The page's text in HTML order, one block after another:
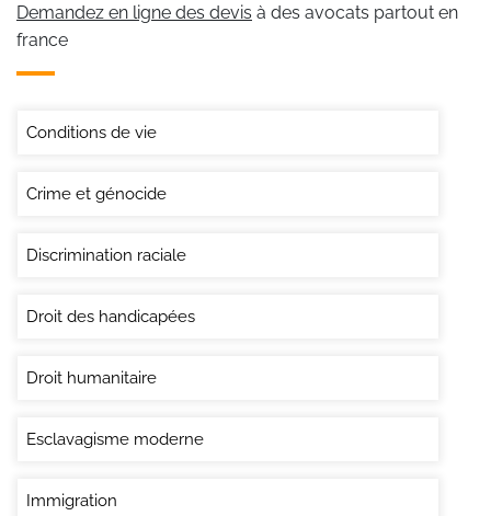
Demandez en ligne des devis à des avocats partout en
france
Conditions de vie
Crime et génocide
Discrimination raciale
Droit des handicapées
Droit humanitaire
Esclavagisme moderne
Immigration